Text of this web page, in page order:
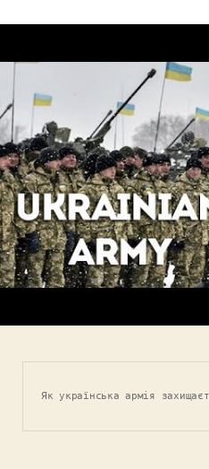
Як українська армія